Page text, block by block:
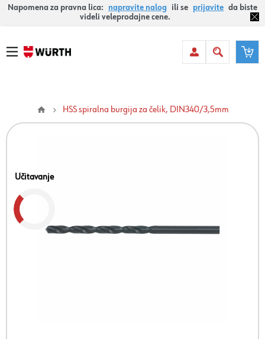
Napomena za pravna lica: napravite nalog ili se prijavite da biste
videli veleprodajne cene.
HSS spiralna burgija za čelik, DIN340/3,5mm
Učitavanje